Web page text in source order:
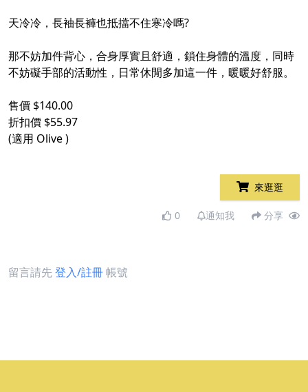
天冷冷，長袖長褲也抵擋不住寒冷嗎?
那不妨加件背心，合身厚實且舒適，鎖住身體的溫度，同時
不妨礙手部的活動性，日常休閒多加這一件，暖暖好舒服。
售價 $140.00
折扣價 $55.97
(適用 Olive )
來逛逛
0 通知我 分享
留言請先登入/註冊帳號